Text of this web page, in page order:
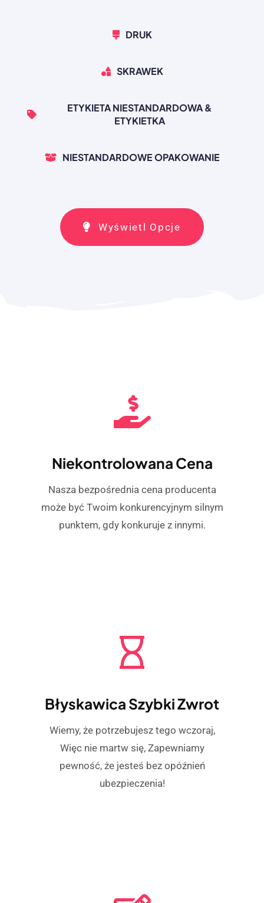
DRUK
SKRAWEK
ETYKIETA NIESTANDARDOWA &
ETYKIETKA
NIESTANDARDOWE OPAKOWANIE
Wyświetl Opcje
Niekontrolowana Cena
Nasza bezpośrednia cena producenta
może być Twoim konkurencyjnym silnym
punktem, gdy konkuruje z innymi.
Błyskawica Szybki Zwrot
Wiemy, że potrzebujesz tego wczoraj,
Więc nie martw się, Zapewniamy
pewność, że jesteś bez opóźnień
ubezpieczenia!